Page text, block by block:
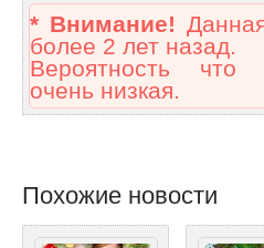
* Внимание!
более 2 лет назад.
Вероятность что
очень низкая.
Похожие новости